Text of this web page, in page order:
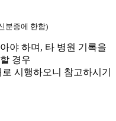
분증에 한함)
야 하며, 타 병원 기록을
경우
시행하오니 참고하시기